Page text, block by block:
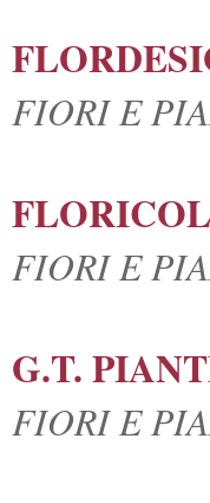
FIORI E
FIORI E
G.T.
FIORI E